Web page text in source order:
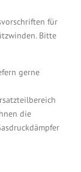
für
Bitte
gerne
die